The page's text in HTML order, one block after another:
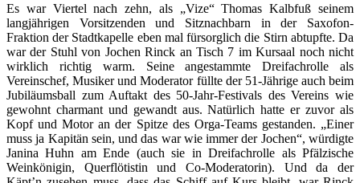
Es war Viertel nach zehn, als „Vize“ Thomas Kalbfuß seinem
langjährigen Vorsitzenden und Sitznachbarn in der Saxofon-
Fraktion der Stadtkapelle eben mal fürsorglich die Stirn abtupfte. Da
war der Stuhl von Jochen Rinck an Tisch 7 im Kursaal noch nicht
wirklich richtig warm. Seine angestammte Dreifachrolle als
Vereinschef, Musiker und Moderator füllte der 51-Jährige auch beim
Jubiläumsball zum Auftakt des 50-Jahr-Festivals des Vereins wie
gewohnt charmant und gewandt aus. Natürlich hatte er zuvor als
Kopf und Motor an der Spitze des Orga-Teams gestanden. „Einer
muss ja Kapitän sein, und das war wie immer der Jochen“, würdigte
Janina Huhn am Ende (auch sie in Dreifachrolle als Pfälzische
Weinkönigin, Querflötistin und Co-Moderatorin). Und da der